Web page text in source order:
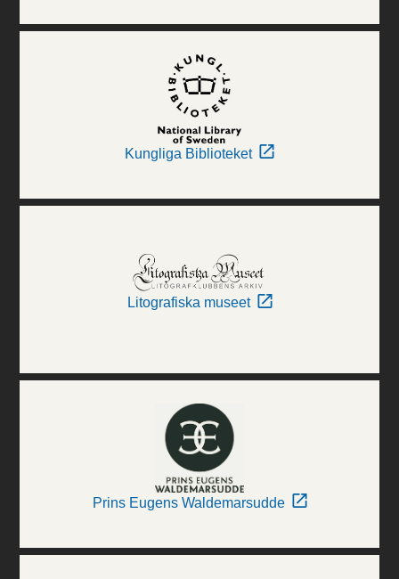
Kungliga Biblioteket
Litografiska museet
Prins Eugens Waldemarsudde